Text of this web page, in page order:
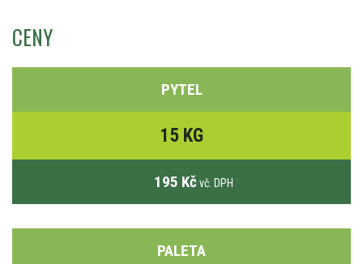
CENY
PYTEL
15 KG
195 Kč vč. DPH
PALETA